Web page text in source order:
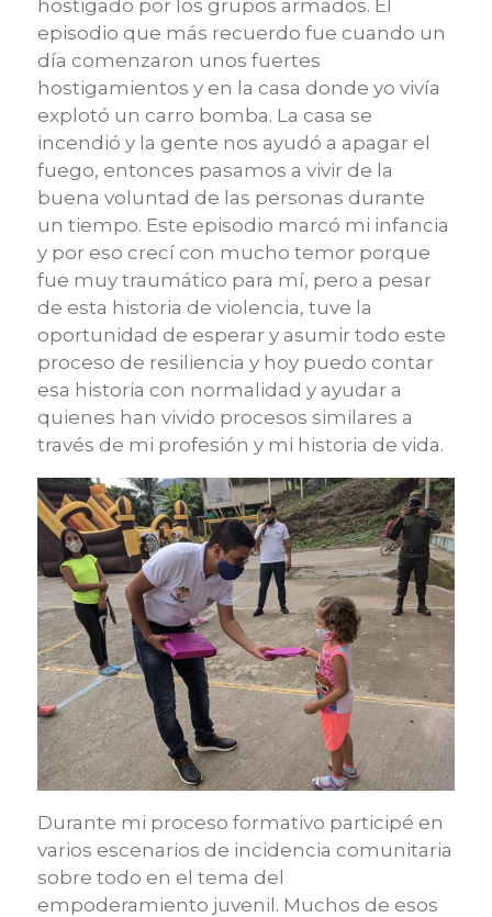
hostigado por los grupos armados. El
episodio que más recuerdo fue cuando un
día comenzaron unos fuertes
hostigamientos y en la casa donde yo vivía
explotó un carro bomba. La casa se
incendió y la gente nos ayudó a apagar el
fuego, entonces pasamos a vivir de la
buena voluntad de las personas durante
un tiempo. Este episodio marcó mi infancia
y por eso crecí con mucho temor porque
fue muy traumático para mí, pero a pesar
de esta historia de violencia, tuve la
oportunidad de esperar y asumir todo este
proceso de resiliencia y hoy puedo contar
esa historia con normalidad y ayudar a
quienes han vivido procesos similares a
través de mi profesión y mi historia de vida.
Durante mi proceso formativo participé en
varios escenarios de incidencia comunitaria
sobre todo en el tema del
empoderamiento juvenil. Muchos de esos